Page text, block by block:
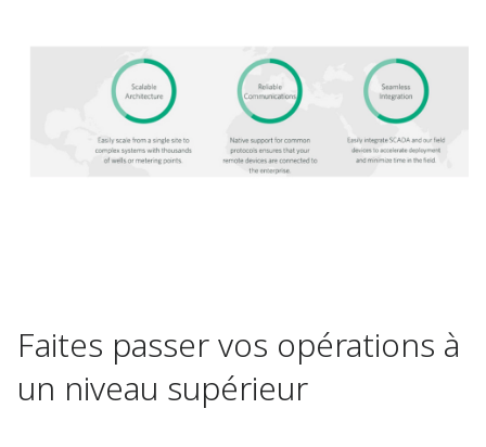
Faites passer vos opérations à
un niveau supérieur